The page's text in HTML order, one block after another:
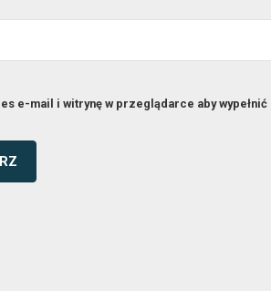
e-mail i witrynę w przeglądarce aby